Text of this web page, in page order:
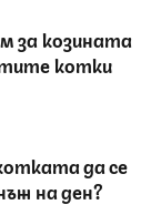
за козината
котки
да се
на ден?